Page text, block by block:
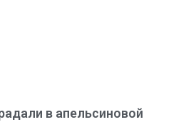
в апельсиновой